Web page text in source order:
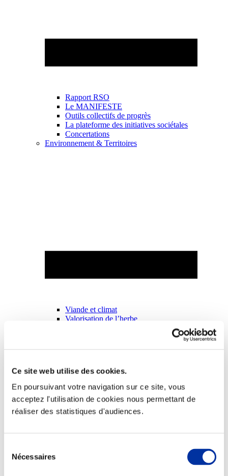
Ce site web utilise des cookies.
En poursuivant votre navigation sur ce site, vous
acceptez l'utilisation de cookies nous permettant de
réaliser des statistiques d'audiences.
Nécessaires
Rapport RSO
Le MANIFESTE
Outils collectifs de progrès
La plateforme des initiatives sociétales
Concertations
Environnement & Territoires
Viande et climat
Valorisation de l’herbe